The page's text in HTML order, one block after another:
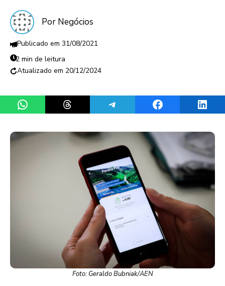
Por Negócios
31/08/2021
2 min de leitura
20/12/2024
Share on WhatsAppShare on ThreadsShare on TelegramShare on Facebook
Foto: Geraldo Bubniak/AEN